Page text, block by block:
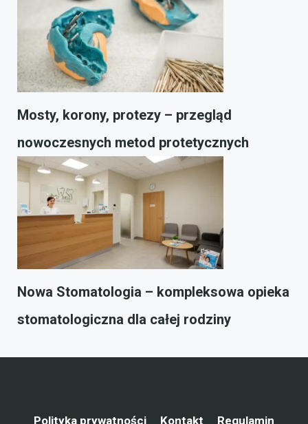
Mosty, korony, protezy – przegląd
nowoczesnych metod protetycznych
Nowa Stomatologia – kompleksowa opieka
stomatologiczna dla całej rodziny
Polityka prywatności Kontakt Regulamin